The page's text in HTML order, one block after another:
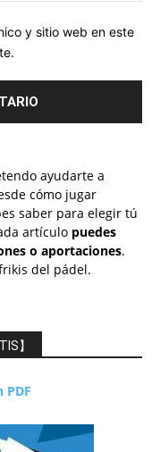
y sitio web en este
ayudarte a
cómo jugar
saber para elegir tú
artículo puedes
o aportaciones.
del pádel.
】
PDF